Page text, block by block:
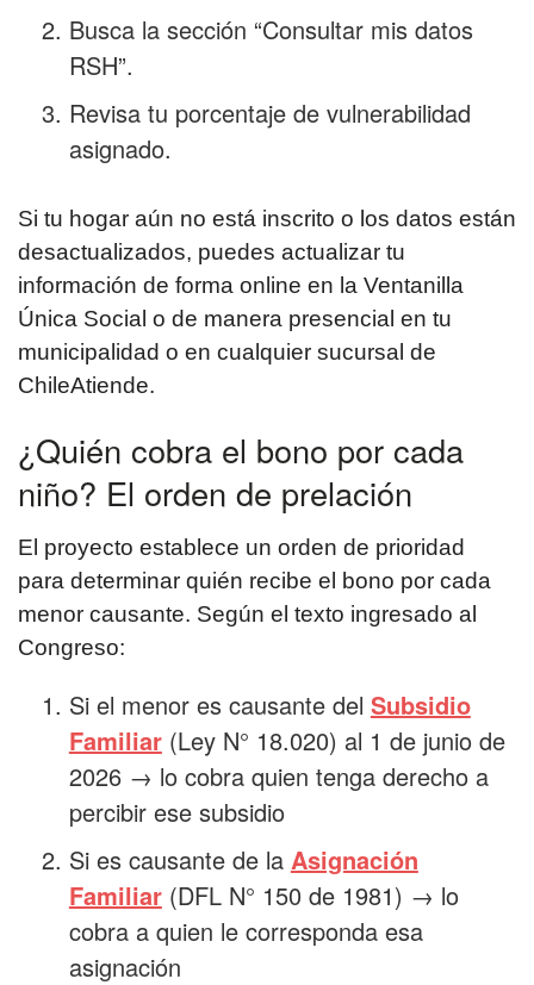
Busca la sección “Consultar mis datos
RSH”.
Revisa tu porcentaje de vulnerabilidad
asignado.
Si tu hogar aún no está inscrito o los datos están
desactualizados, puedes actualizar tu
información de forma online en la Ventanilla
Única Social o de manera presencial en tu
municipalidad o en cualquier sucursal de
ChileAtiende.
¿Quién cobra el bono por cada
niño? El orden de prelación
El proyecto establece un orden de prioridad
para determinar quién recibe el bono por cada
menor causante. Según el texto ingresado al
Congreso:
Si el menor es causante del Subsidio
Familiar(Ley N° 18.020) al 1 de junio de
2026 → lo cobra quien tenga derecho a
percibir ese subsidio
Si es causante de la Asignación
Familiar(DFL N° 150 de 1981) → lo
cobra a quien le corresponda esa
asignación